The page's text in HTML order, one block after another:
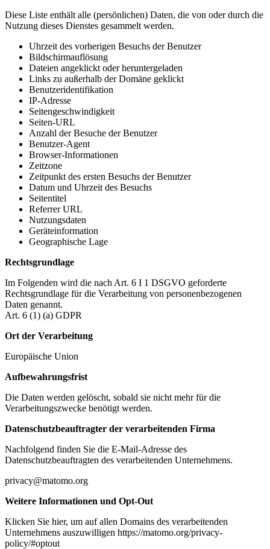
Diese Liste enthält alle (persönlichen) Daten, die von oder durch die
Nutzung dieses Dienstes gesammelt werden.
Uhrzeit des vorherigen Besuchs der Benutzer
Bildschirmauflösung
Dateien angeklickt oder heruntergeladen
Links zu außerhalb der Domäne geklickt
Benutzeridentifikation
IP-Adresse
Seitengeschwindigkeit
Seiten-URL
Anzahl der Besuche der Benutzer
Benutzer-Agent
Browser-Informationen
Zeitzone
Zeitpunkt des ersten Besuchs der Benutzer
Datum und Uhrzeit des Besuchs
Seitentitel
Referrer URL
Nutzungsdaten
Geräteinformation
Geographische Lage
Rechtsgrundlage
Im Folgenden wird die nach Art. 6 I 1 DSGVO geforderte
Rechtsgrundlage für die Verarbeitung von personenbezogenen
Daten genannt.
Art. 6 (1) (a) GDPR
Ort der Verarbeitung
Europäische Union
Aufbewahrungsfrist
Die Daten werden gelöscht, sobald sie nicht mehr für die
Verarbeitungszwecke benötigt werden.
Datenschutzbeauftragter der verarbeitenden Firma
Nachfolgend finden Sie die E-Mail-Adresse des
Datenschutzbeauftragten des verarbeitenden Unternehmens.
privacy@matomo.org
Weitere Informationen und Opt-Out
Klicken Sie hier, um auf allen Domains des verarbeitenden
Unternehmens auszuwilligen https://matomo.org/privacy-
policy/#optout